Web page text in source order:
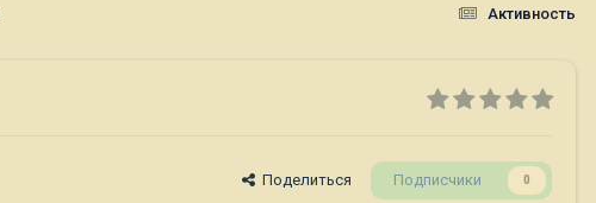
Активность
Поделиться Подписчики 0